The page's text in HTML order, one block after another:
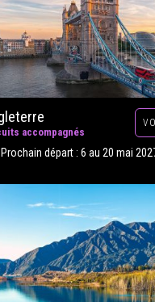
accompagnés
Prochain départ : 6 au 20 mai